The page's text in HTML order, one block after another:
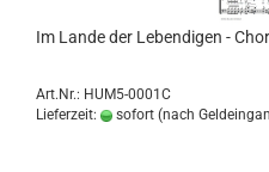
Im Lande der Le­ben­di­gen -
Art.Nr.: HUM5-0001C
Lieferzeit:
sofort (nach